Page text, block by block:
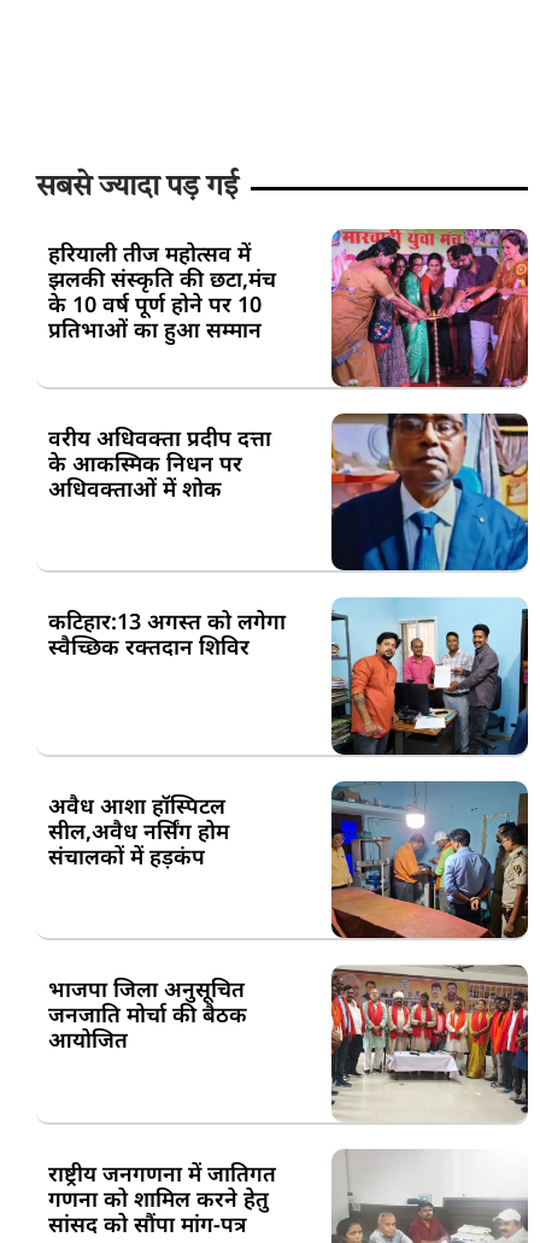
सबसे ज्यादा पड़ गई
हरियाली तीज महोत्सव में
झलकी संस्कृति की छटा,मंच
के 10 वर्ष पूर्ण होने पर 10
प्रतिभाओं का हुआ सम्मान
वरीय अधिवक्ता प्रदीप दत्ता
के आकस्मिक निधन पर
अधिवक्ताओं में शोक
कटिहार:13 अगस्त को लगेगा
स्वैच्छिक रक्तदान शिविर
अवैध आशा हॉस्पिटल
सील,अवैध नर्सिंग होम
संचालकों में हड़कंप
भाजपा जिला अनुसूचित
जनजाति मोर्चा की बैठक
आयोजित
राष्ट्रीय जनगणना में जातिगत
गणना को शामिल करने हेतु
सांसद को सौंपा मांग-पत्र